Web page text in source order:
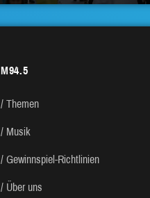
M94.5
Themen
Musik
Gewinnspiel-Richtlinien
Über uns